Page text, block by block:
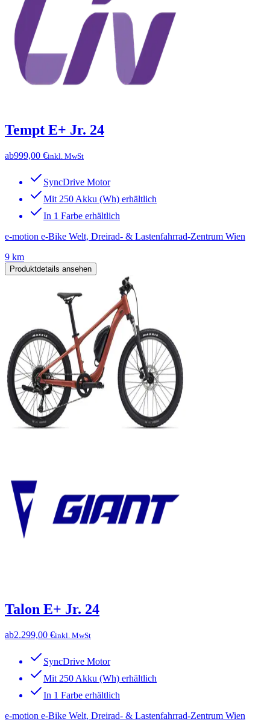
Tempt E+ Jr. 24
ab999,00 €inkl. MwSt
SyncDrive Motor
Mit 250 Akku (Wh) erhältlich
In 1 Farbe erhältlich
e-motion e-Bike Welt, Dreirad- & Lastenfahrrad-Zentrum Wien
9 km
Produktdetails ansehen
Talon E+ Jr. 24
ab2.299,00 €inkl. MwSt
SyncDrive Motor
Mit 250 Akku (Wh) erhältlich
In 1 Farbe erhältlich
e-motion e-Bike Welt, Dreirad- & Lastenfahrrad-Zentrum Wien